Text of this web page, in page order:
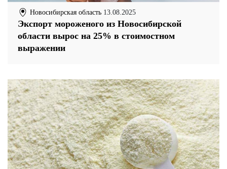
Новосибирская область 13.08.2025
Экспорт мороженого из Новосибирской
области вырос на 25% в стоимостном
выражении